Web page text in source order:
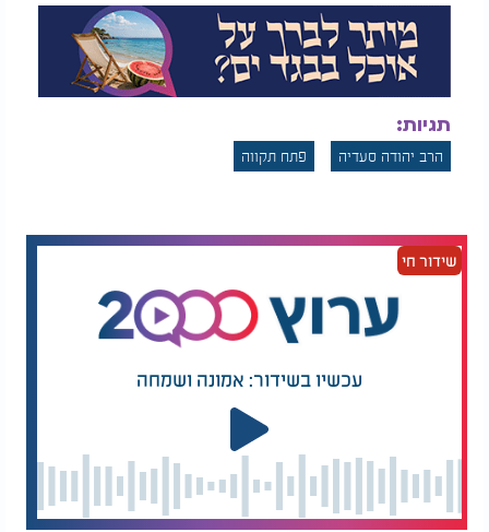
תגיות:
הרב יהודה סעדיה פתח תקווה
שידור חי
עכשיו בשידור: אמונה ושמחה